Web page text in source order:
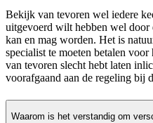
Bekijk van tevoren wel iedere
uitgevoerd wilt hebben wel door
kan en mag worden. Het is
specialist te moeten betalen
van tevoren slecht hebt laten
voorafgaand aan de regeling bij
Waarom is het verstandig om